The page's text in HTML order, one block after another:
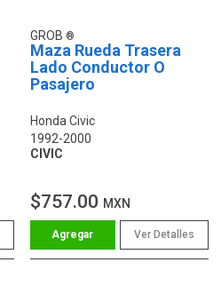
GROB
Maza Rueda Trasera
Lado Conductor O
Pasajero
Honda Civic
1992-2000
CIVIC
$757.00 MXN
Ver Detalles